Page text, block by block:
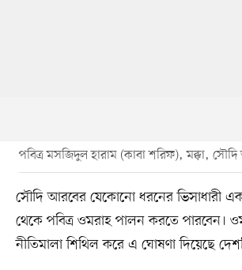
পবিত্র মসজিদুল হারাম (কাবা শরিফ), মক্কা,
সৌদি আরবের যেকোনো ধরনের ভিসাধারী
থেকে পবিত্র ওমরাহ পালন করতে পারবেন।
নীতিমালা শিথিল করে এ ঘোষণা দিয়েছে